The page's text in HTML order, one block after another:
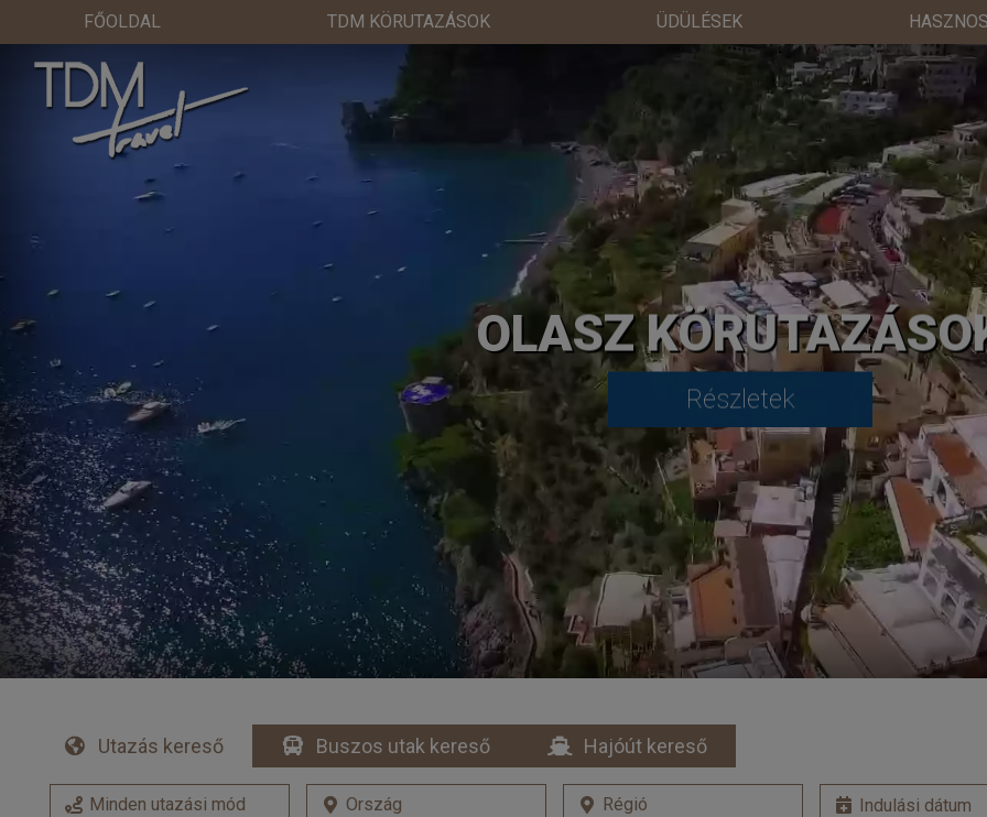
FŐOLDAL TDM KÖRUTAZÁSOK ÜDÜLÉSEK
OLASZ
Részletek
Utazás kereső Buszos utak kereső Hajóút kereső